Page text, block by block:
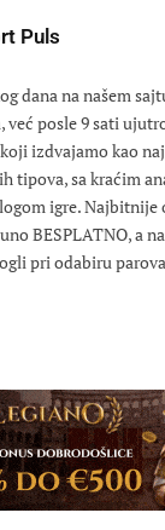
Puls
dana na našem
već posle 9 sati
izdvajamo kao
tipova, sa kraćim
igre. Najbitnije
BESPLATNO, a
pri odabiru